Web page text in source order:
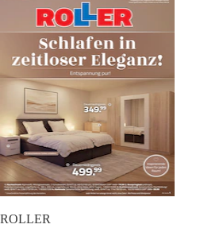
ROLLER